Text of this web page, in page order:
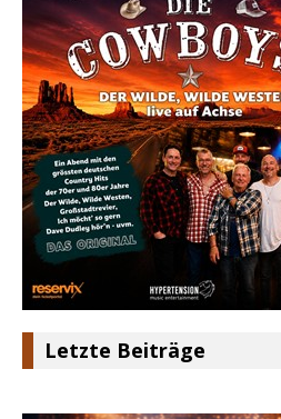
Letzte Beiträge